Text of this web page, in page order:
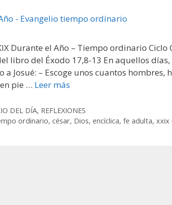
Durante el Año – Tiempo ordinario Ciclo C
libro del Éxodo 17,8-13 En aquellos
a Josué: – Escoge unos cuantos hombres,
pie … Leer más
DEL DÍA, REFLEXIONES
ordinario,césar, Dios,encíclica,fe adulta,xxix